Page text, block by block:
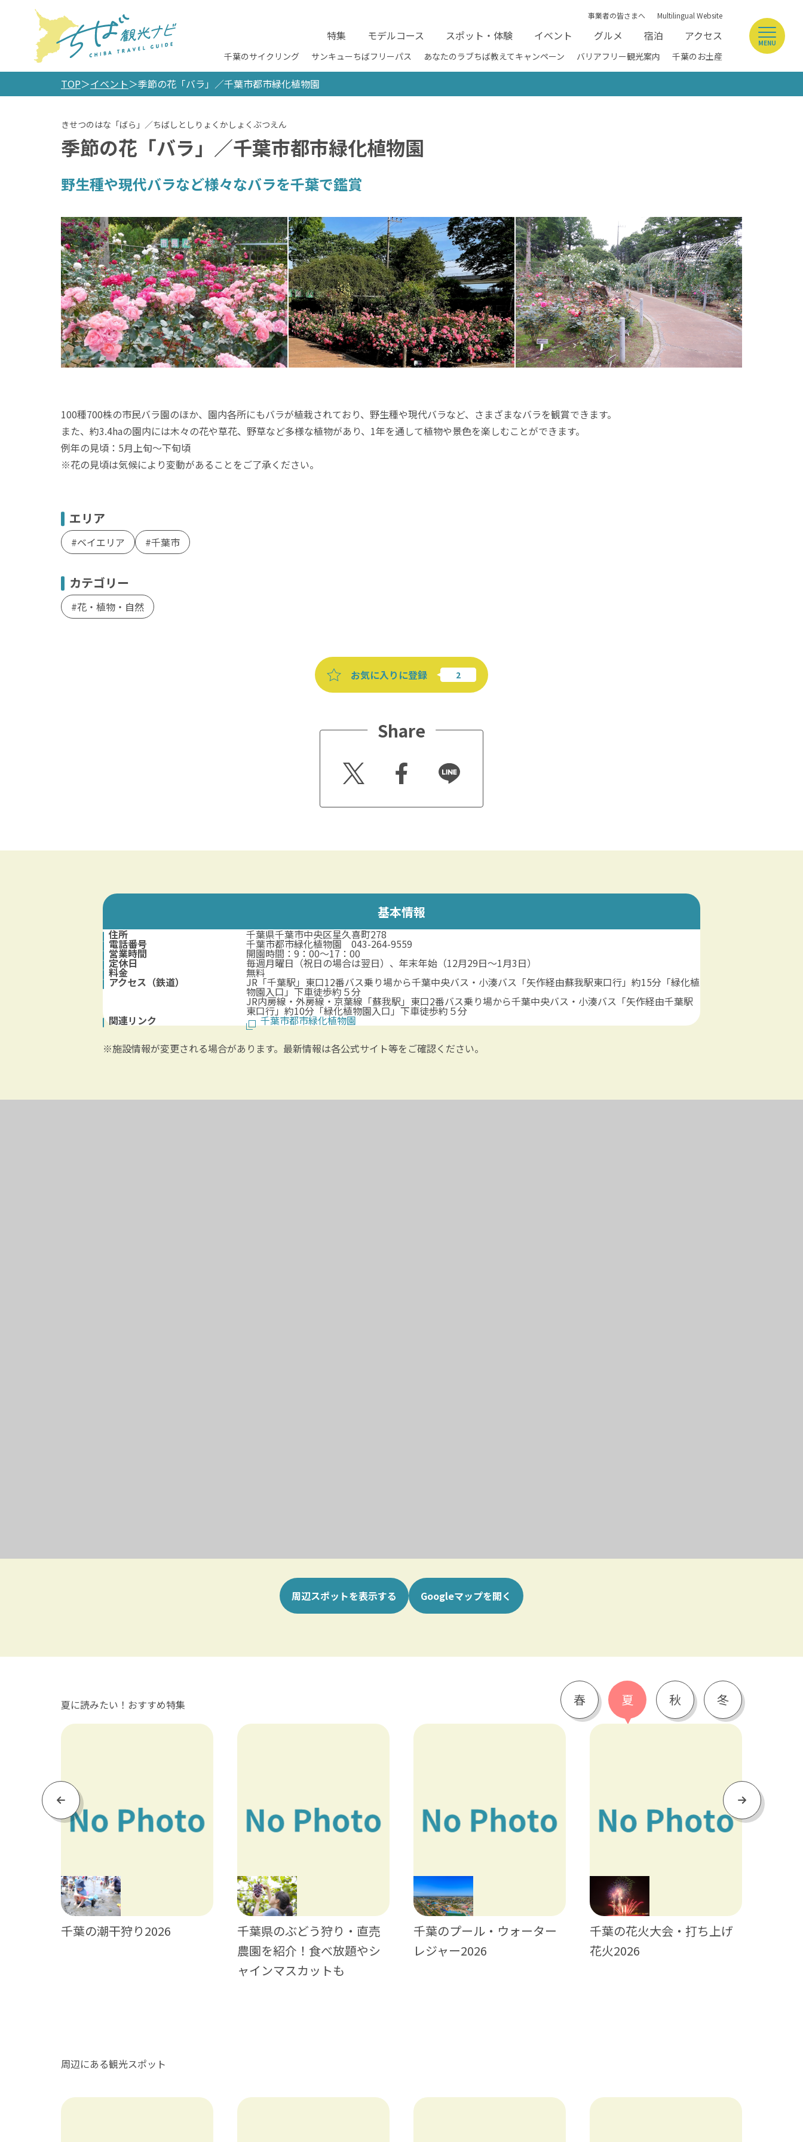
事業者の皆さまへ Multilingual Website
特集 モデルコース スポット・体験 イベント グルメ 宿泊 アクセス
千葉のサイクリング サンキューちばフリーパス あなたのラブちば教えてキャンペーン バリアフリー観光案内 千葉のお土産
MENU
TOP イベント 季節の花「バラ」／千葉市都市緑化植物園
季節の花「バラ」／千葉市都市緑化植物園
野生種や現代バラなど様々なバラを千葉で鑑賞
100種700株の市民バラ園のほか、園内各所にもバラが植栽されており、野生種や現代バラなど、さまざまなバラを観賞できます。
また、約3.4haの園内には木々の花や草花、野草など多様な植物があり、1年を通して植物や景色を楽しむことができます。
例年の見頃：5月上旬～下旬頃
※花の見頃は気候により変動があることをご了承ください。
エリア
ベイエリア 千葉市
カテゴリー
花・植物・自然
お気に入りに登録
Share
Twitt
er
Faceb
ook
Line
基本情報
住所 千葉県千葉市中央区星久喜町278
電話番号 千葉市都市緑化植物園 043-264-9559
営業時間 開園時間：9：00～17：00
定休日 毎週月曜日（祝日の場合は翌日）、年末年始（12月29日～1月3日）
料金 無料
アクセス（鉄道） JR「千葉駅」東口12番バス乗り場から千葉中央バス・小湊バス「矢作経由蘇我駅東口行」約15分「緑化植
物園入口」下車徒歩約５分
JR内房線・外房線・京葉線「蘇我駅」東口2番バス乗り場から千葉中央バス・小湊バス「矢作経由千葉駅
東口行」約10分「緑化植物園入口」下車徒歩約５分
関連リンク
千葉市都市緑化植物園
※施設情報が変更される場合があります。最新情報は各公式サイト等をご確認ください。
周辺スポットを表示する Googleマップを開く
春 夏 秋 冬
夏に読みたい！おすすめ特集
Previous
千葉の潮干狩り2026
千葉県のぶどう狩り・直売
農園を紹介！食べ放題やシ
ャインマスカットも
千葉のプール・ウォーター
レジャー2026
千葉の花火大会・打ち上げ
花火2026
Next
周辺にある観光スポット